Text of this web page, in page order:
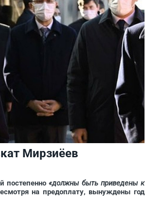
Мирзиёев
постепенно«должны быть приведены к
на предоплату, вынуждены год